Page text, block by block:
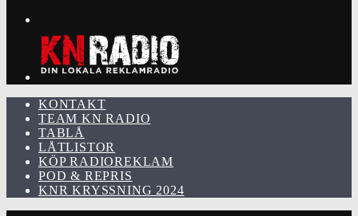
KONTAKT
TEAM KN RADIO
TABLÅ
LÅTLISTOR
KÖP RADIOREKLAM
POD & REPRIS
KNR KRYSSNING 2024